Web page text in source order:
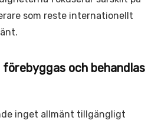
som reste internationellt
och behandlas
inget allmänt tillgängligt